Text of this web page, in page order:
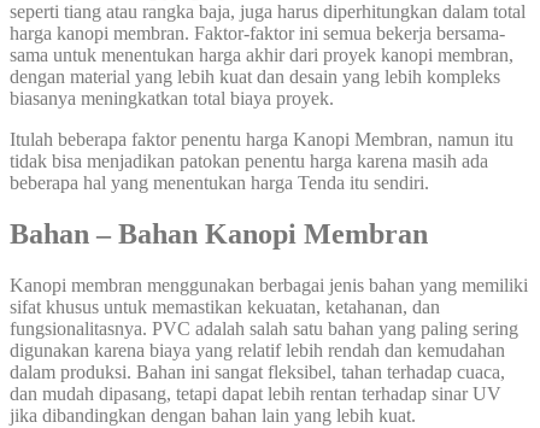
seperti tiang atau rangka baja, juga harus diperhitungkan dalam total
harga kanopi membran. Faktor-faktor ini semua bekerja bersama-
sama untuk menentukan harga akhir dari proyek kanopi membran,
dengan material yang lebih kuat dan desain yang lebih kompleks
biasanya meningkatkan total biaya proyek.
Itulah beberapa faktor penentu harga Kanopi Membran, namun itu
tidak bisa menjadikan patokan penentu harga karena masih ada
beberapa hal yang menentukan harga Tenda itu sendiri.
Bahan – Bahan Kanopi Membran
Kanopi membran menggunakan berbagai jenis bahan yang memiliki
sifat khusus untuk memastikan kekuatan, ketahanan, dan
fungsionalitasnya. PVC adalah salah satu bahan yang paling sering
digunakan karena biaya yang relatif lebih rendah dan kemudahan
dalam produksi. Bahan ini sangat fleksibel, tahan terhadap cuaca,
dan mudah dipasang, tetapi dapat lebih rentan terhadap sinar UV
jika dibandingkan dengan bahan lain yang lebih kuat.